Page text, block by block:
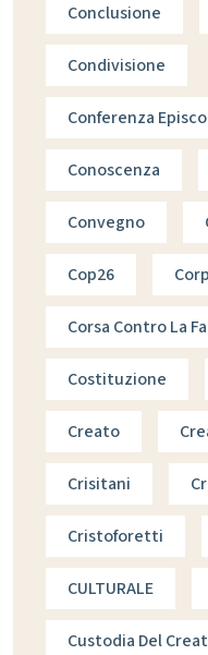
Conclusione
Condivisione
Conferenza
Conoscenza
Convegno
Cop26
Corsa Contro La
Costituzione
Creato
Crisitani
Cristoforetti
CULTURALE
Custodia Del